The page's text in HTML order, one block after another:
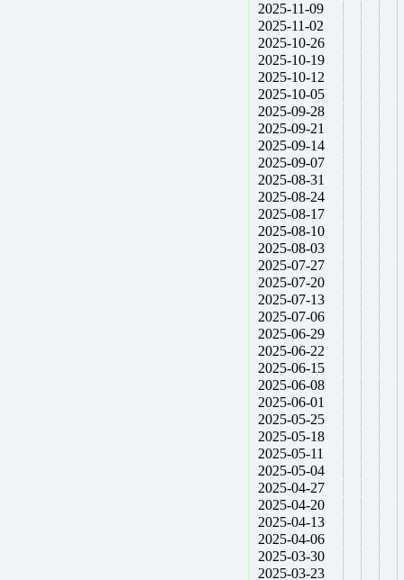
2025-11-09
2025-11-02
2025-10-26
2025-10-19
2025-10-12
2025-10-05
2025-09-28
2025-09-21
2025-09-14
2025-09-07
2025-08-31
2025-08-24
2025-08-17
2025-08-10
2025-08-03
2025-07-27
2025-07-20
2025-07-13
2025-07-06
2025-06-29
2025-06-22
2025-06-15
2025-06-08
2025-06-01
2025-05-25
2025-05-18
2025-05-11
2025-05-04
2025-04-27
2025-04-20
2025-04-13
2025-04-06
2025-03-30
2025-03-23